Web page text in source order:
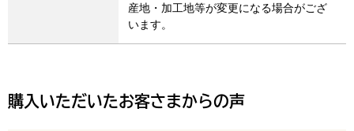
産地・加工地等が変更になる場合がござ
います。
購入いただいたお客さまからの声